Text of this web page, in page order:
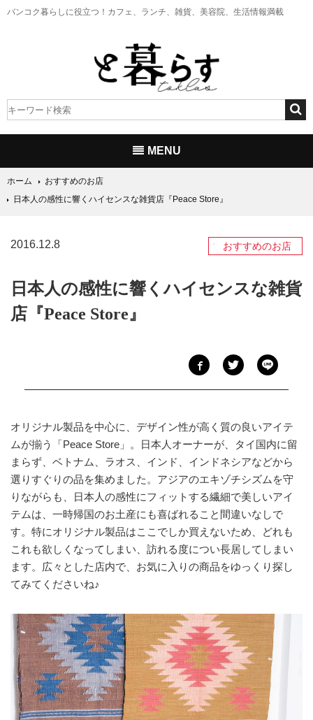
バンコク暮らしに役立つ！ カフェ、ランチ、雑貨、美容院、生活情報満載
MENU
ホーム
おすすめのお店
日本人の感性に響くハイセンスな雑貨店『Peace Store』
2016.12.8 おすすめのお店
日本人の感性に響くハイセンスな雑貨
店『Peace Store』
オリジナル製品を中心に、デザイン性が高く質の良いアイテ
ムが揃う「Peace Store」。日本人オーナーが、タイ国内に留
まらず、ベトナム、ラオス、インド、インドネシアなどから
選りすぐりの品を集めました。アジアのエキゾチシズムを守
りながらも、日本人の感性にフィットする繊細で美しいアイ
テムは、一時帰国のお土産にも喜ばれること間違いなしで
す。特にオリジナル製品はここでしか買えないため、どれも
これも欲しくなってしまい、訪れる度につい長居してしまい
ます。広々とした店内で、お気に入りの商品をゆっくり探し
てみてくださいね♪